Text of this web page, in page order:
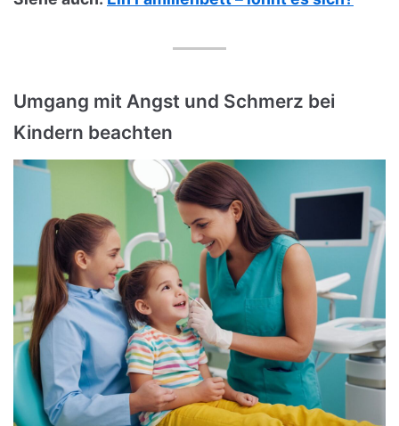
Umgang mit Angst und Schmerz bei
Kindern beachten